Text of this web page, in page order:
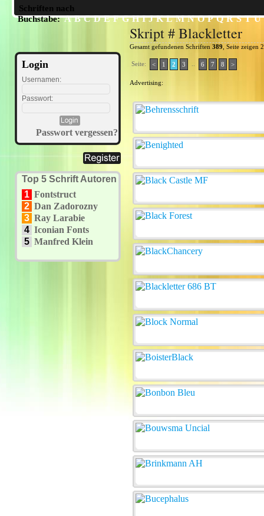
Schriften nach
Buchstabe:A B C D E F G H I J K L M N O P Q R S T U
Login
Usernamen:
Passwort:
Passwort vergessen?
Top 5 Schrift Autoren
1 Fontstruct
2 Dan Zadorozny
3 Ray Larabie
4 Iconian Fonts
5 Manfred Klein
Skript # Blackletter
Gesamt gefundenen Schriften 389 , Seite zeigen
Seite: < 1 2 3 6 7 8 >
Advertising: